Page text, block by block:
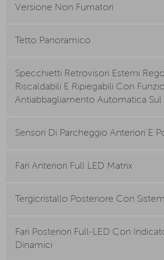
Versione Non Fumatori
Tetto Panoramico
Specchietti Retrovisori Esterni
Riscaldabili E Ripiegabili Con
Antiabbagliamento Automatica
Sensori Di Parcheggio Anteriori E
Fari Anteriori Full LED Matrix
Tergicristallo Posteriore Con
Fari Posteriori Full-LED Con
Dinamici